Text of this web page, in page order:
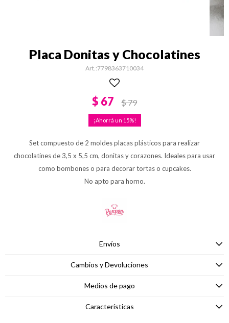
Placa Donitas y Chocolatines
7798363710034
$ 67 $79
15
Set compuesto de 2 moldes placas plásticos para realizar
chocolatines de 3,5 x 5,5 cm, donitas y corazones. Ideales para usar
como bombones o para decorar tortas o cupcakes.
No apto para horno.
Envíos
Cambios y Devoluciones
Medios de pago
Características